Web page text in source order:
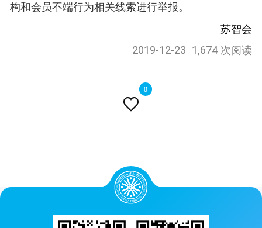

0
构和会员不端行为相关线索进行举报。
苏智会
2019-12-23 1,674 次阅读